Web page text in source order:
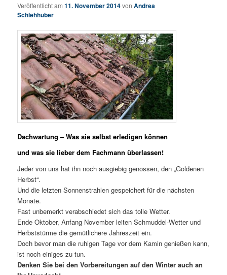
Veröffentlicht am11. November 2014vonAndrea
Schlehhuber
Dachwartung – Was sie selbst erledigen können
und was sie lieber dem Fachmann überlassen!
Jeder von uns hat ihn noch ausgiebig genossen, den „Goldenen
Herbst“.
Und die letzten Sonnenstrahlen gespeichert für die nächsten
Monate.
Fast unbemerkt verabschiedet sich das tolle Wetter.
Ende Oktober, Anfang November leiten Schmuddel-Wetter und
Herbststürme die gemütlichere Jahreszeit ein.
Doch bevor man die ruhigen Tage vor dem Kamin genießen kann,
ist noch einiges zu tun.
Denken Sie bei den Vorbereitungen auf den Winter auch an